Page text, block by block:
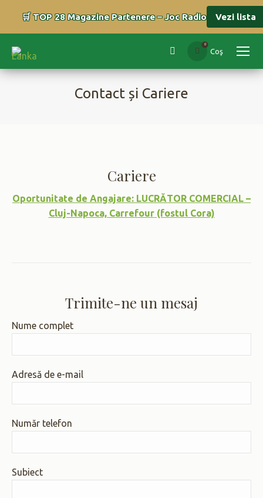
🛒 TOP 28 Magazine Partenere – Joc Radio Vezi lista
Search: Coş
0
Contact și Cariere
Cariere
Oportunitate de Angajare: LUCRĂTOR COMERCIAL –
Cluj-Napoca, Carrefour(fostul Cora)
Trimite-ne un mesaj
Nume complet
Adresă de e-mail
Număr telefon
Subiect